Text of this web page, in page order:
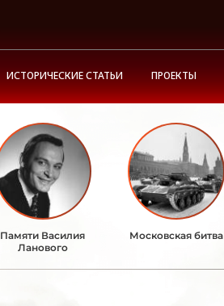
ИСТОРИЧЕСКИЕ СТАТЬИ ПРОЕКТЫ
Памяти Василия
Ланового
Московская битва